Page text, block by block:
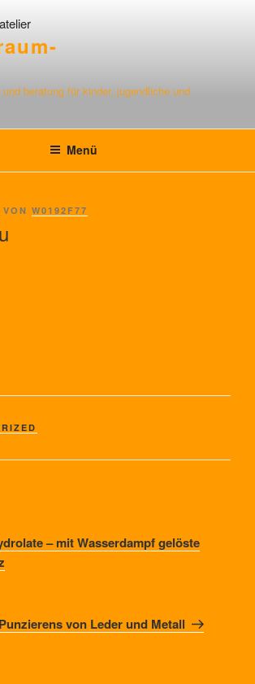
beratung für kinder, jugendliche und
Menü
VON W0192F77
– mit Wasserdampf gelöste
von Leder und Metall